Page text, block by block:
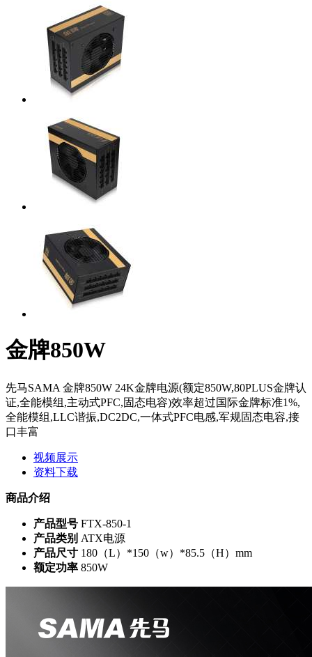
金牌850W
先马SAMA 金牌850W 24K金牌电源(额定850W,80PLUS金牌认
证,全能模组,主动式PFC,固态电容)效率超过国际金牌标准1%,
全能模组,LLC谐振,DC2DC,一体式PFC电感,军规固态电容,接
口丰富
视频展示
资料下载
商品介绍
产品型号 FTX-850-1
产品类别 ATX电源
产品尺寸 180（L）*150（w）*85.5（H）mm
额定功率 850W